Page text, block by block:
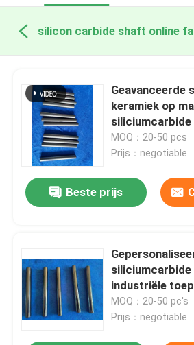
silicon carbide shaft online
Geavanceerde
keramiek op
siliciumcarbide
temperatuur
MOQ：20-50 pcs
Prijs：negotiable
Beste prijs
industriële
MOQ：20-50 pc's
Prijs：negotiable